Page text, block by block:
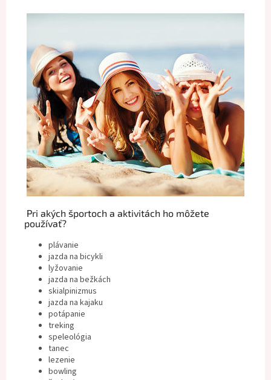
Pri akých športoch a aktivitách ho môžete
používať?
plávanie
jazda na bicykli
lyžovanie
jazda na bežkách
skialpinizmus
jazda na kajaku
potápanie
treking
speleológia
tanec
lezenie
bowling